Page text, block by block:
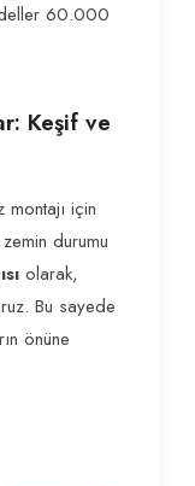
60.000
Keşif ve
montajı için
durumu
olarak,
Bu sayede
önüne